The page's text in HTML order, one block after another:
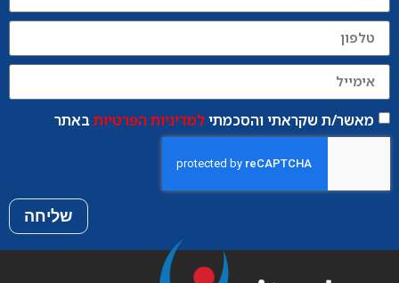
מאשר/ת שקראתי והסכמתילמדיניות הפרטיותבאתר
שליחה